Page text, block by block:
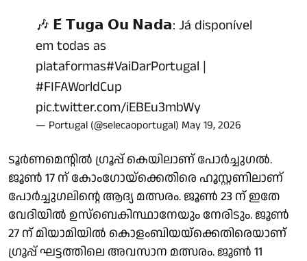
🎶 𝗘́ 𝗧𝘂𝗴𝗮 𝗢𝘂 𝗡𝗮𝗱𝗮: Já disponível
em todas as
plataformas#VaiDarPortugal |
#FIFAWorldCup
pic.twitter.com/iEBEu3mbWy
— Portugal (@selecaoportugal) May 19, 2026
ടൂര്‍ണമെന്റില്‍ ഗ്രൂപ്പ് കെയിലാണ് പോര്‍ച്ചുഗല്‍.
ജൂണ്‍ 17 ന് കോംഗോയ്‌ക്കെതിരെ ഹൂസ്റ്റണിലാണ്
പോര്‍ച്ചുഗലിന്റെ ആദ്യ മത്സരം. ജൂണ്‍ 23 ന് ഇതേ
വേദിയില്‍ ഉസ്‌ബെകിസ്ഥാനേയും നേരിടും. ജൂണ്‍
27 ന് മിയാമിയില്‍ കൊളംബിയയ്‌ക്കെതിരെയാണ്
ഗ്രൂപ്പ് ഘട്ടത്തിലെ അവസാന മത്സരം. ജൂണ്‍ 11